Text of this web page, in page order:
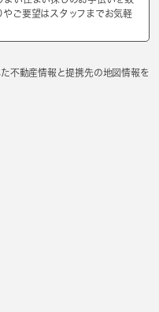
やご要望はスタッフまでお気軽
不動産情報と提携先の地図情報を